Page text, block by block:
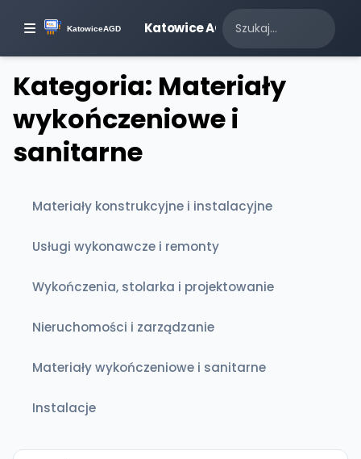
Katowice AGD
Kategoria: Materiały
wykończeniowe i
sanitarne
Materiały konstrukcyjne i instalacyjne
Usługi wykonawcze i remonty
Wykończenia, stolarka i projektowanie
Nieruchomości i zarządzanie
Materiały wykończeniowe i sanitarne
Instalacje